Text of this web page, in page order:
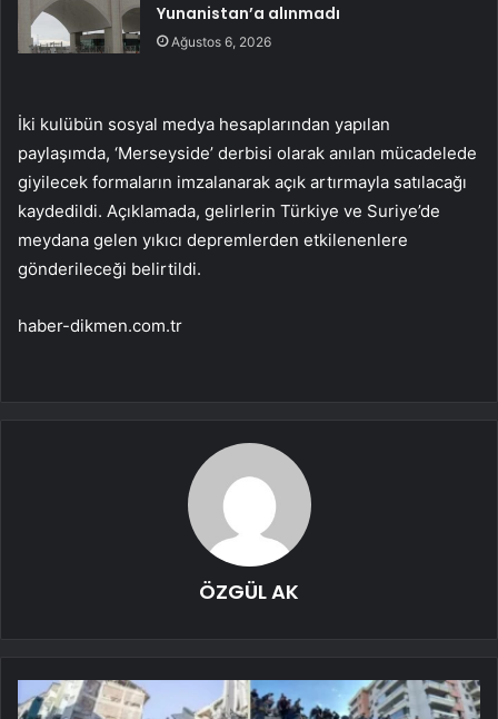
Yunanistan’a alınmadı
Ağustos 6, 2026
İki kulübün sosyal medya hesaplarından yapılan
paylaşımda, ‘Merseyside’ derbisi olarak anılan mücadelede
giyilecek formaların imzalanarak açık artırmayla satılacağı
kaydedildi. Açıklamada, gelirlerin Türkiye ve Suriye’de
meydana gelen yıkıcı depremlerden etkilenenlere
gönderileceği belirtildi.
haber-dikmen.com.tr
ÖZGÜL AK